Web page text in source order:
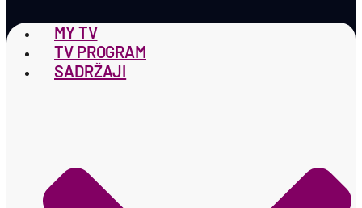
MY TV
TV PROGRAM
SADRŽAJI